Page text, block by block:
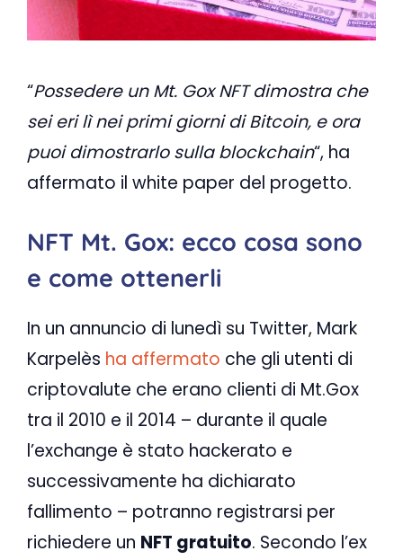
“Possedere un Mt. Gox NFT dimostra che
sei eri lì nei primi giorni di Bitcoin, e ora
puoi dimostrarlo sulla blockchain“, ha
affermato il white paper del progetto.
NFT Mt. Gox: ecco cosa sono
e come ottenerli
In un annuncio di lunedì su Twitter, Mark
Karpelès ha affermato che gli utenti di
criptovalute che erano clienti di Mt.Gox
tra il 2010 e il 2014 – durante il quale
l’exchange è stato hackerato e
successivamente ha dichiarato
fallimento – potranno registrarsi per
richiedere un NFT gratuito. Secondo l’ex